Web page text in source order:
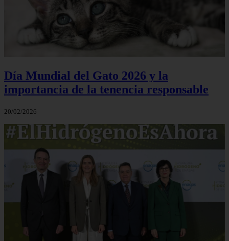
Día Mundial del Gato 2026 y la
importancia de la tenencia responsable
20/02/2026